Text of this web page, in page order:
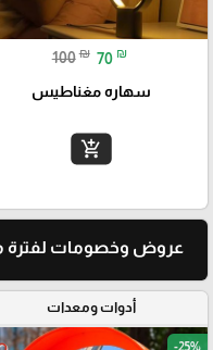
100 ₪ 70 ₪
سهاره مغناطيس
add_shopping_cart
عروض وخصومات لفترة
أدوات ومعدات